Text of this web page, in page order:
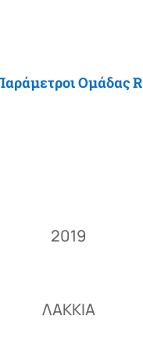
Ομάδας R
2019
ΛΑΚΚΙΑ